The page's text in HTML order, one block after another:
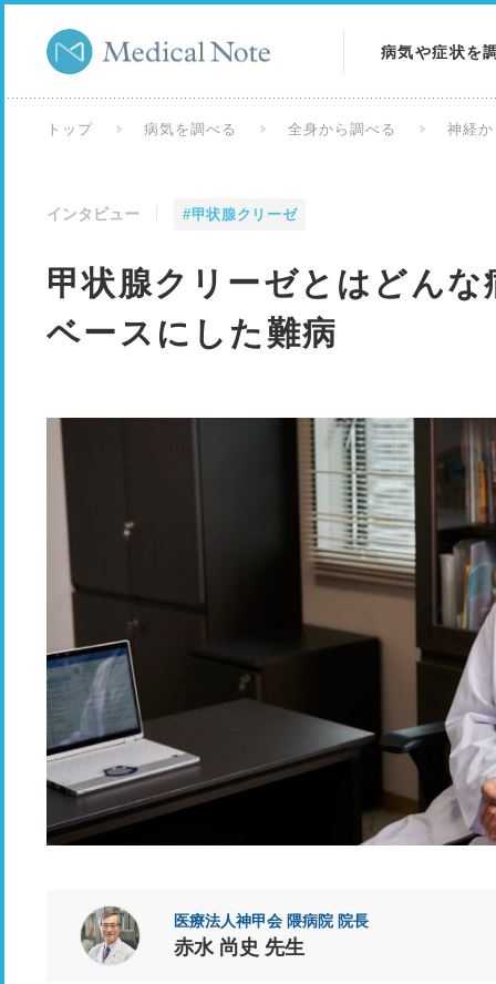
病気や症状を
トップ 病気を調べる 全身から調べる 神経
インタビュー #甲状腺クリーゼ
甲状腺クリーゼとはどん
ベースにした難病
医療法人神甲会 隈病院 院長
赤水 尚史 先生